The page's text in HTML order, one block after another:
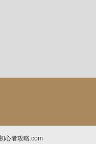
心者攻略.com